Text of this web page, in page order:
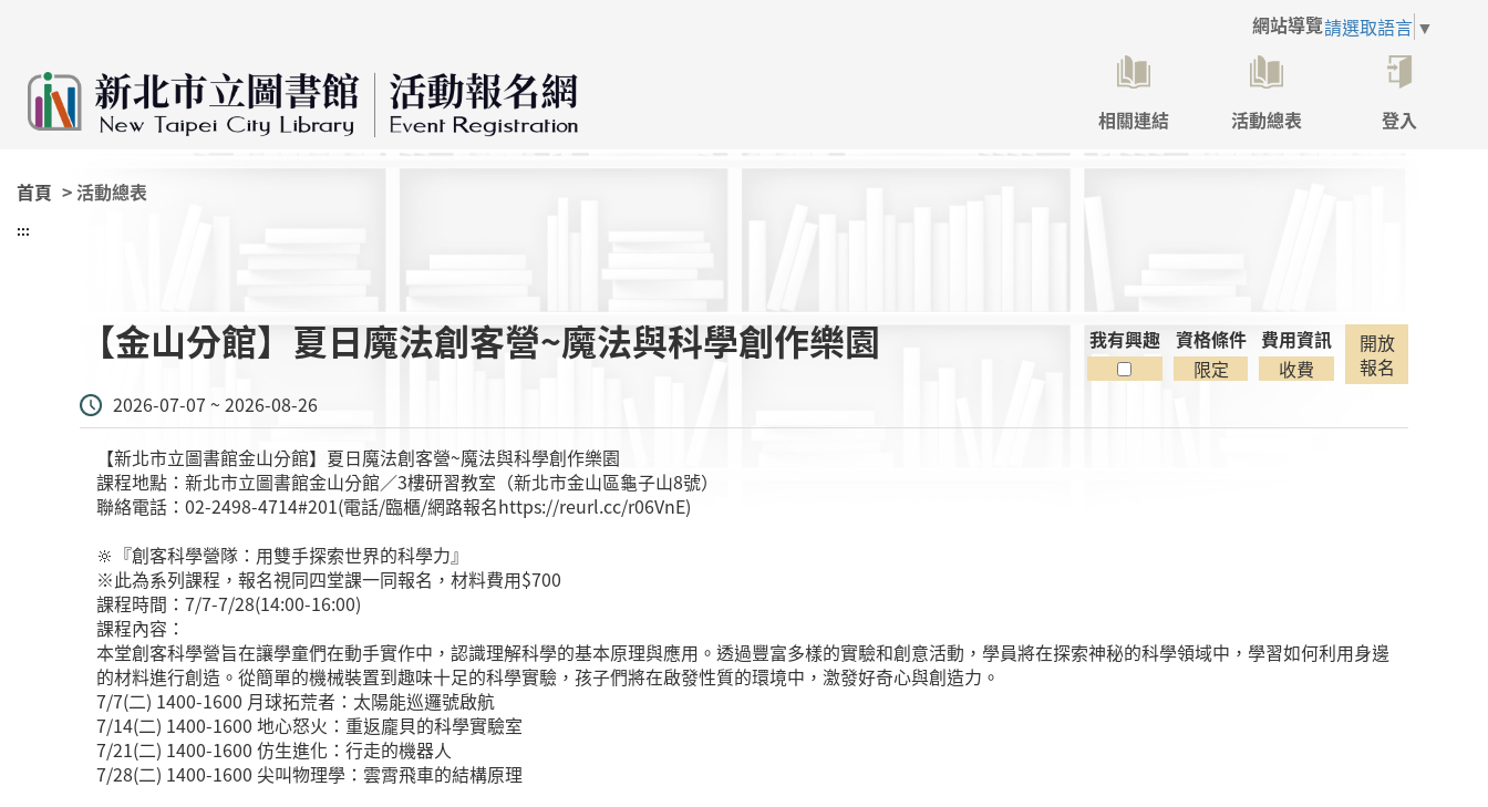
網站導覽請選取語言 ▼
相關連結
活動總表
跳
視
登入
首頁 > 活動總表
:::
【金山分館】夏日魔法創客營~魔法與科學創作樂園
2026-07-07 ~ 2026-08-26
我有興趣 資格條件
限定
費用資訊
收費
開放
報名
【新北市立圖書館金山分館】夏日魔法創客營~魔法與科學創作樂園
課程地點：新北市立圖書館金山分館／3樓研習教室（新北市金山區龜子山8號）
聯絡電話：02-2498-4714#201(電話/臨櫃/網路報名https://reurl.cc/r06VnE)
🔆『創客科學營隊：用雙手探索世界的科學力』
※此為系列課程，報名視同四堂課一同報名，材料費用$700
課程時間：7/7-7/28(14:00-16:00)
課程內容：
本堂創客科學營旨在讓學童們在動手實作中，認識理解科學的基本原理與應用。透過豐富多樣的實驗和創意活動，學員將在探索神秘的科學領域中，學習如何利用身邊
的材料進行創造。從簡單的機械裝置到趣味十足的科學實驗，孩子們將在啟發性質的環境中，激發好奇心與創造力。
7/7(二) 1400-1600 月球拓荒者：太陽能巡邏號啟航
7/14(二) 1400-1600 地心怒火：重返龐貝的科學實驗室
7/21(二) 1400-1600 仿生進化：行走的機器人
7/28(二) 1400-1600 尖叫物理學：雲霄飛車的結構原理